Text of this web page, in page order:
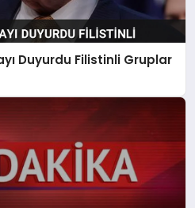
Duyurdu Filistinli Gruplar